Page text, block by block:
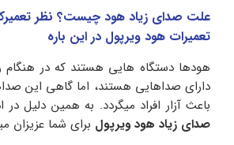
علت صدای زیاد هود چیست؟ نظر
تعمیرات هود ویرپول در این باره
هودها دستگاه هایی هستند که در هنگام
دارای صداهایی هستند، اما گاهی این
باعث آزار افراد میگردد. به همین دلیل در
صدای زیاد هود ویرپول برای شما عزیزان